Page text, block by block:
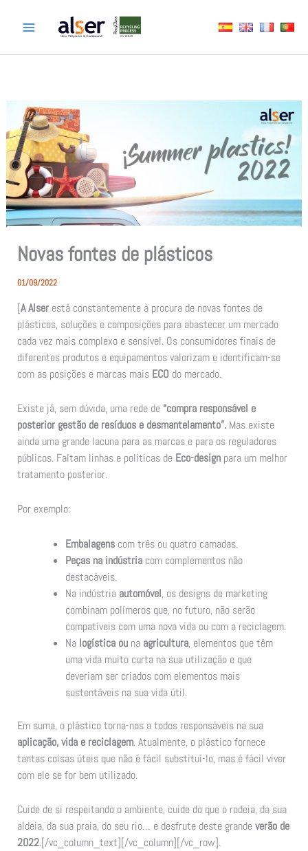
Novas fontes de plásticos
01/09/2022
[A Alser está constantemente à procura de novas fontes de
plásticos, soluções e composições para abastecer um mercado
cada vez mais complexo e sensível. Os consumidores finais de
diferentes produtos e equipamentos valorizam e identificam-se
com as posições e marcas mais ECO do mercado.
Existe já, sem dúvida, uma rede de “compra responsável e
posterior gestão de resíduos e desmantelamento”. Mas existe
ainda uma grande lacuna para as marcas e para os reguladores
públicos. Faltam linhas e políticas de Eco-design para um melhor
tratamento posterior.
Por exemplo:
Embalagenscom três ou quatro camadas.
Peças na indústriacom complementos não
destacáveis.
Na indústria automóvel, os designs de marketing
combinam polímeros que, no futuro, não serão
compatíveis com uma nova vida ou com a reciclagem.
Na logística ouna agricultura, elementos que têm
uma vida muito curta na sua utilização e que
deveriam ser criados com elementos mais
sustentáveis na sua vida útil.
Em suma, o plástico torna-nos a todos responsáveis na sua
aplicação, vida e reciclagem. Atualmente, o plástico fornece
tantas coisas úteis que não é fácil substituí-lo, mas é fácil viver
com ele se for bem utilizado.
Cuide de si respeitando o ambiente, cuide do que o rodeia, da sua
aldeia, da sua praia, do seu rio… e desfrute deste grandeverão de
2022.[/vc_column_text][/vc_column][/vc_row].